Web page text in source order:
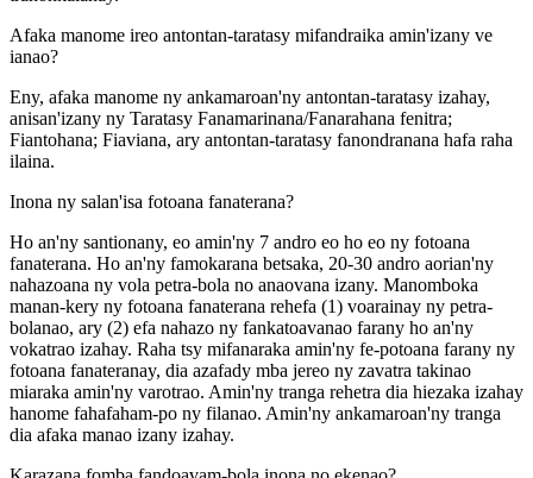
Afaka manome ireo antontan-taratasy mifandraika amin'izany ve
ianao?
Eny, afaka manome ny ankamaroan'ny antontan-taratasy izahay,
anisan'izany ny Taratasy Fanamarinana/Fanarahana fenitra;
Fiantohana; Fiaviana, ary antontan-taratasy fanondranana hafa raha
ilaina.
Inona ny salan'isa fotoana fanaterana?
Ho an'ny santionany, eo amin'ny 7 andro eo ho eo ny fotoana
fanaterana. Ho an'ny famokarana betsaka, 20-30 andro aorian'ny
nahazoana ny vola petra-bola no anaovana izany. Manomboka
manan-kery ny fotoana fanaterana rehefa (1) voarainay ny petra-
bolanao, ary (2) efa nahazo ny fankatoavanao farany ho an'ny
vokatrao izahay. Raha tsy mifanaraka amin'ny fe-potoana farany ny
fotoana fanateranay, dia azafady mba jereo ny zavatra takinao
miaraka amin'ny varotrao. Amin'ny tranga rehetra dia hiezaka izahay
hanome fahafaham-po ny filanao. Amin'ny ankamaroan'ny tranga
dia afaka manao izany izahay.